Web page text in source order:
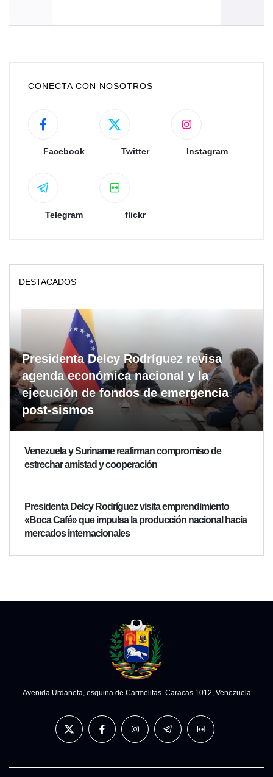
CONECTA CON NOSOTROS
Facebook Twitter Instagram
Telegram flickr
DESTACADOS
Presidenta Delcy Rodríguez revisa
agenda económica nacional y la
ejecución de fondos de emergencia
post-sismos
Venezuela y Suriname reafirman compromiso de
estrechar amistad y cooperación
Presidenta Delcy Rodríguez visita emprendimiento
«Boca Café» que impulsa la producción nacional hacia
mercados internacionales
Avenida Urdaneta, esquina de Carmelitas. Caracas 1012, Venezuela